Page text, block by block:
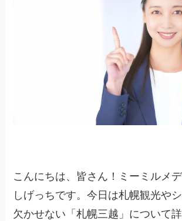
こんにちは、皆さん！ミーミルメ
しげっちです。今日は札幌観光や
欠かせない「札幌三越」について